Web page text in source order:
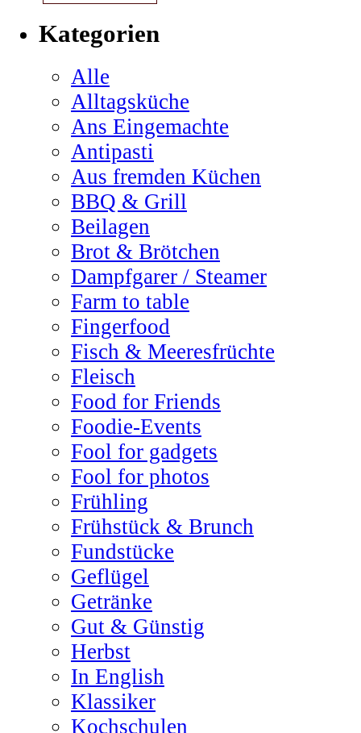
Kategorien
Alle
Alltagsküche
Ans Eingemachte
Antipasti
Aus fremden Küchen
BBQ & Grill
Beilagen
Brot & Brötchen
Dampfgarer / Steamer
Farm to table
Fingerfood
Fisch & Meeresfrüchte
Fleisch
Food for Friends
Foodie-Events
Fool for gadgets
Fool for photos
Frühling
Frühstück & Brunch
Fundstücke
Geflügel
Getränke
Gut & Günstig
Herbst
In English
Klassiker
Kochschulen